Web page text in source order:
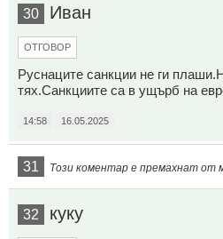
30 Иван
ОТГОВОР
Руснаците санкции не ги
тях.Санкциите са в ущърб на
14:58 16.05.2025
31 Този коментар е премахнат от
32 куку